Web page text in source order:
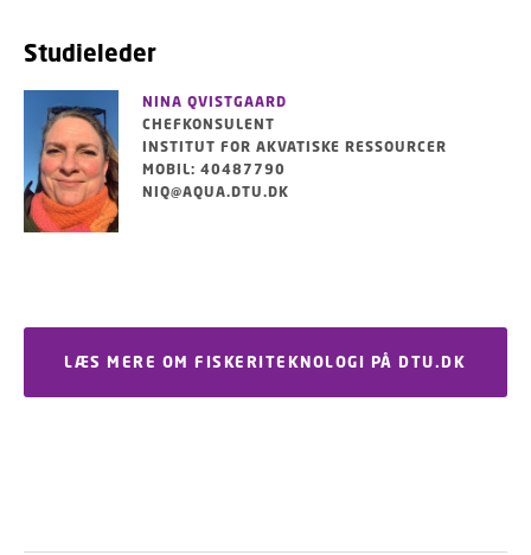
Studieleder
NINA QVISTGAARD
CHEFKONSULENT
INSTITUT FOR AKVATISKE RESSOURCER
MOBIL: 40487790
NIQ@AQUA.DTU.DK
LÆS MERE OM FISKERITEKNOLOGI PÅ DTU.DK